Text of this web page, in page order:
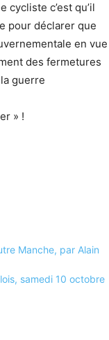
cycliste c’est qu’il
pour déclarer que
en vue
des fermetures
guerre
» !
Manche, par Alain
samedi 10 octobre